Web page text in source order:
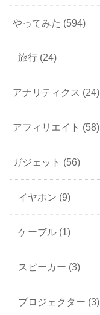
やってみた (594)
旅行 (24)
アナリティクス (24)
アフィリエイト (58)
ガジェット (56)
イヤホン (9)
ケーブル (1)
スピーカー (3)
プロジェクター (3)